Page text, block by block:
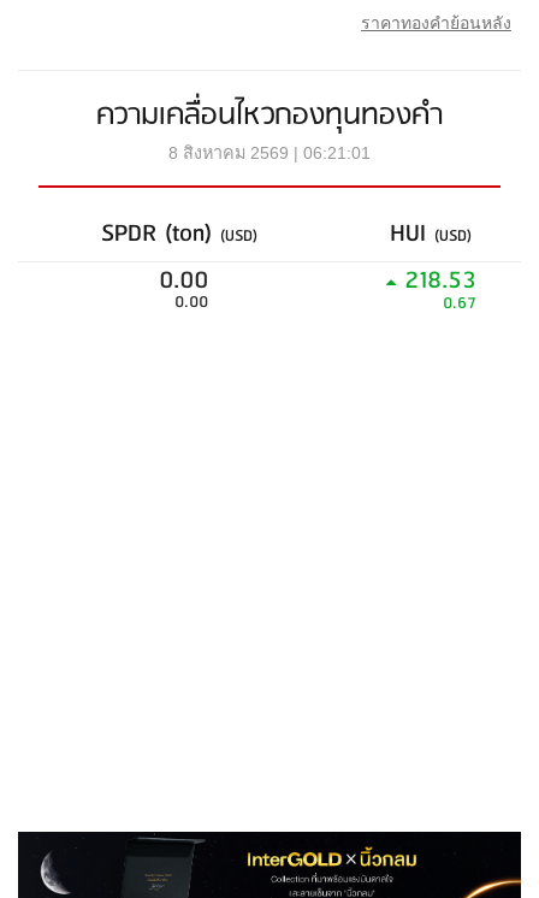
ราคาทองคำย้อนหลัง
ความเคลื่อนไหวกองทุนทองคำ
8 สิงหาคม 2569 | 06:21:01
SPDR (ton) (USD) HUI (USD)
0.00
0.00
218.53
0.67